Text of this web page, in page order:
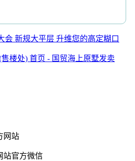
会 新规大平层 升维您的高定糊口
楼处) 首页 - 国贸海上原墅发卖
站官方微信